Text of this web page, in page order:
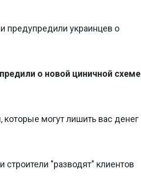
предупредили украинцев о
о новой циничной схеме
могут лишить вас денег
"разводят" клиентов